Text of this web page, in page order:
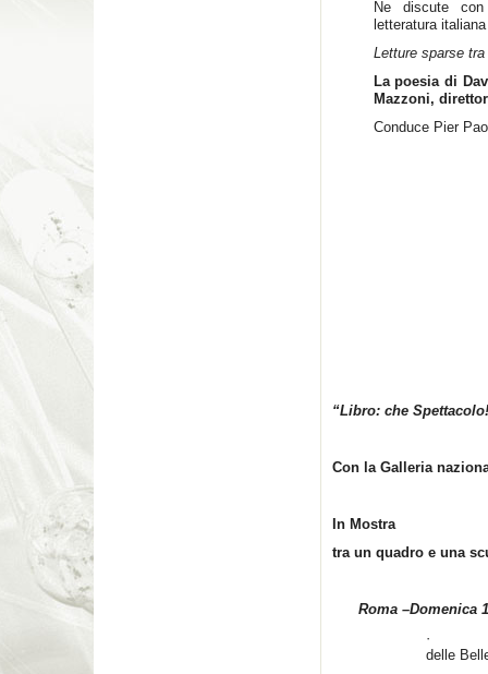
Ne discute
letteratura
Letture sparse
La poesia di
Mazzoni,
Conduce Pier
“Libro: che
Con la Galleria
In Mostra
tra un quadro e una
Roma –Domenica
delle